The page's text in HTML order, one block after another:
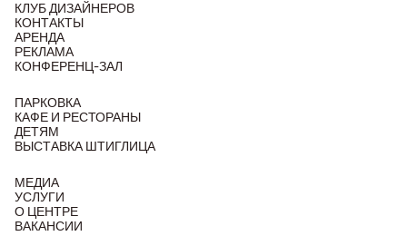
КЛУБ ДИЗАЙНЕРОВ
КОНТАКТЫ
АРЕНДА
РЕКЛАМА
КОНФЕРЕНЦ-ЗАЛ
ПАРКОВКА
КАФЕ И РЕСТОРАНЫ
ДЕТЯМ
ВЫСТАВКА ШТИГЛИЦА
МЕДИА
УСЛУГИ
О ЦЕНТРЕ
ВАКАНСИИ